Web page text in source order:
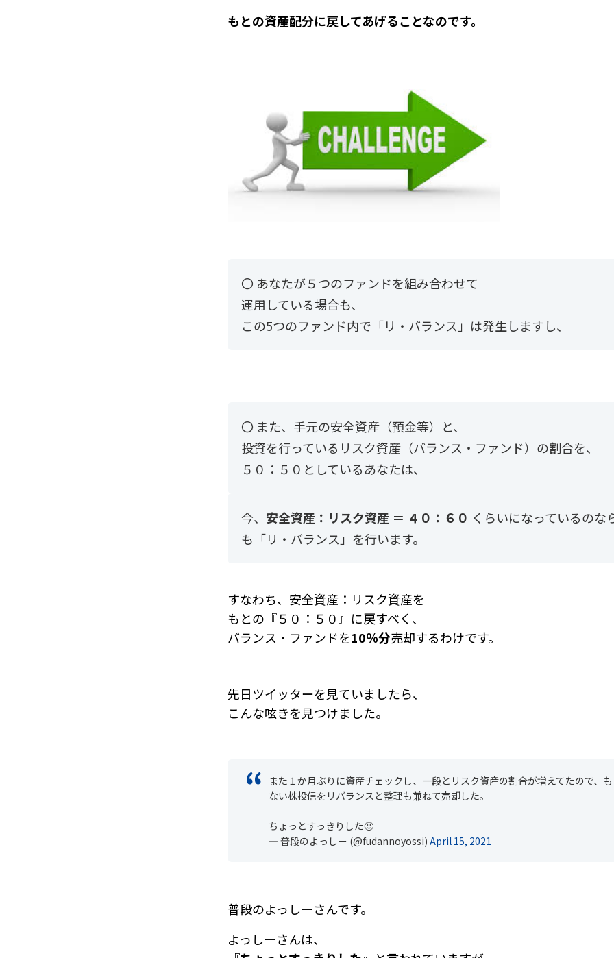
もとの資産配分に戻してあげることなのです。
〇 あなたが５つのファンドを組み合わせて
運用している場合も、
この5つのファンド内で「リ・バランス」は発生しますし、
〇 また、手元の安全資産（預金等）と、
投資を行っているリスク資産（バランス・ファンド）の割合を、
５０：５０としているあなたは、
今、 安全資産：リスク資産 ＝ ４０：６０ くらいになっているのな
も「リ・バランス」を行います。
すなわち、 安全資産：リスク資産を
もとの『５０：５０』に戻すべく、
バランス・ファンドを10％分売却するわけです。
先日ツイッターを見ていましたら、
こんな呟きを見つけました。
また１か月ぶりに資産チェックし、一段とリスク資産の割合が増えてたので、
ない株投信をリバランスと整理も兼ねて売却した。
ちょっとすっきりした🙂
— 普段のよっしー (@fudannoyossi) April 15, 2021
普段のよっしーさんです。
よっしーさんは、